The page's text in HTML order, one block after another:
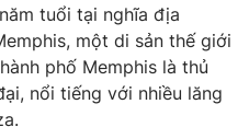
tuổi tại nghĩa địa
một di sản thế giới
phố Memphis là thủ
nổi tiếng với nhiều lăng